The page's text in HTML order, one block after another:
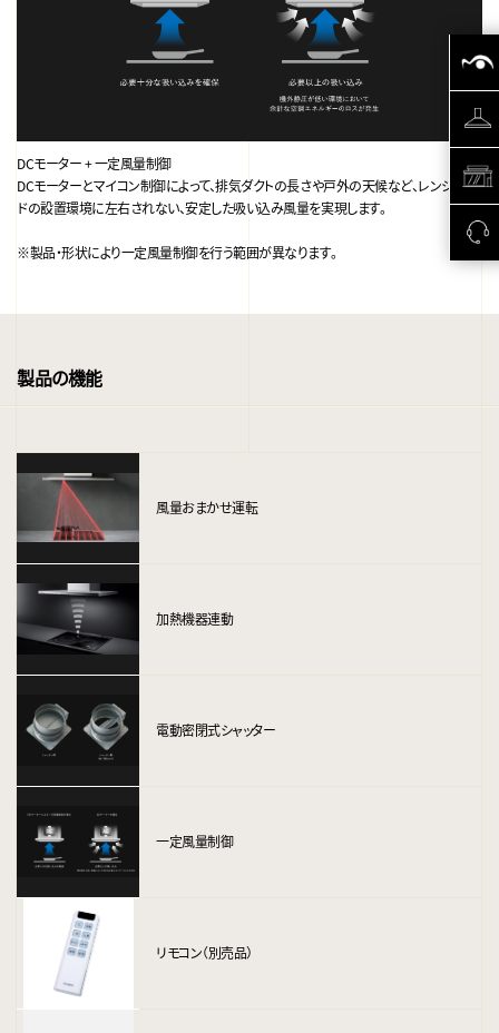
DCモーター + 一定風量制御
DCモーターとマイコン制御によって、排気ダクトの長さや戸外の天候など、レンジフー
ドの設置環境に左右されない、安定した吸い込み風量を実現します。
※製品・形状により一定風量制御を行う範囲が異なります。
製品の機能
風量おまかせ運転
加熱機器連動
電動密閉式シャッター
一定風量制御
リモコン（別売品）